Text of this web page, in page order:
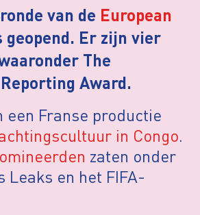
van de European
geopend. Er zijn vier
The
Award.
een Franse productie
in Congo.
zaten onder
Leaks en het FIFA-